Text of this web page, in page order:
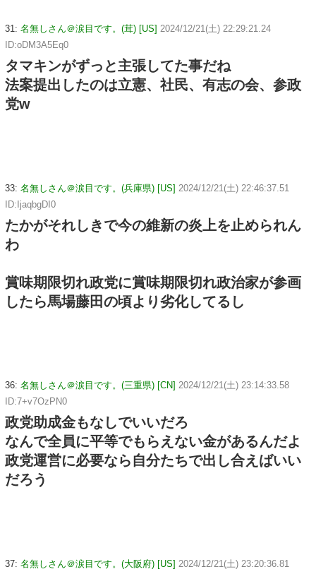
31: 名無しさん＠涙目です。(茸) [US] 2024/12/21(土) 22:29:21.24
ID:oDM3A5Eq0
タマキンがずっと主張してた事だね
法案提出したのは立憲、社民、有志の会、参政
党w
33: 名無しさん＠涙目です。(兵庫県) [US] 2024/12/21(土) 22:46:37.51
ID:IjaqbgDI0
たかがそれしきで今の維新の炎上を止められん
わ
賞味期限切れ政党に賞味期限切れ政治家が参画
したら馬場藤田の頃より劣化してるし
36: 名無しさん＠涙目です。(三重県) [CN] 2024/12/21(土) 23:14:33.58
ID:7+v7OzPN0
政党助成金もなしでいいだろ
なんで全員に平等でもらえない金があるんだよ
政党運営に必要なら自分たちで出し合えばいい
だろう
37: 名無しさん＠涙目です。(大阪府) [US] 2024/12/21(土) 23:20:36.81